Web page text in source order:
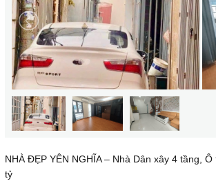
NHÀ ĐẸP YÊN NGHĨA – Nhà Dân xây 4 tầng,
tỷ